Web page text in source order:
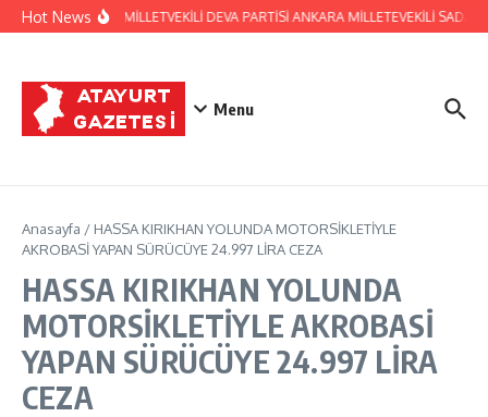
İçeriğe atla
Hot News
HATAY ESKİ MİLLETVEKİLİ DEVA PARTİSİ ANKARA MİLLETEVEKİLİ
Menu
Anasayfa / HASSA KIRIKHAN YOLUNDA MOTORSİKLETİYLE
AKROBASİ YAPAN SÜRÜCÜYE 24.997 LİRA CEZA
HASSA KIRIKHAN YOLUNDA
MOTORSİKLETİYLE AKROBASİ
YAPAN SÜRÜCÜYE 24.997 LİRA
CEZA